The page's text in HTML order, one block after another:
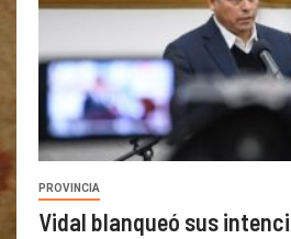
PROVINCIA
Vidal blanqueó sus